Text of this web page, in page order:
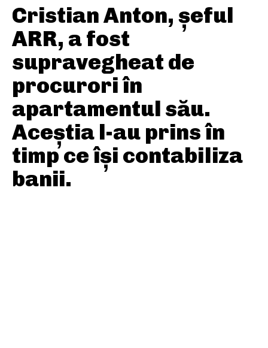
Cristian Anton, șeful
ARR, a fost
supravegheat de
procurori în
apartamentul său.
Aceștia l-au prins în
timp ce își contabiliza
banii.